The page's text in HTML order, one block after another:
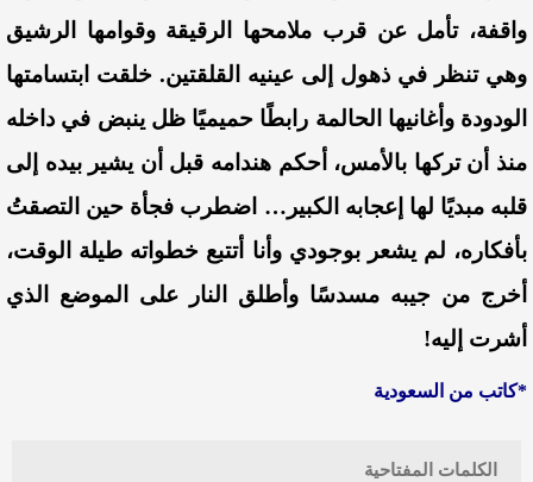
واقفة، تأمل عن قرب ملامحها الرقيقة وقوامها الرشيق
وهي تنظر في ذهول إلى عينيه القلقتين. خلقت ابتسامتها
الودودة وأغانيها الحالمة رابطًا حميميًا ظل ينبض في داخله
منذ أن تركها بالأمس، أحكم هندامه قبل أن يشير بيده إلى
قلبه مبديًا لها إعجابه الكبير… اضطرب فجأة حين التصقتُ
بأفكاره، لم يشعر بوجودي وأنا أتتبع خطواته طيلة الوقت،
أخرج من جيبه مسدسًا وأطلق النار على الموضع الذي
أشرت إليه!
*كاتب من السعودية
الكلمات المفتاحية